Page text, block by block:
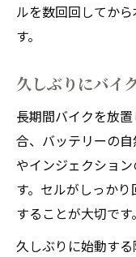
ルを数回回してか
す。
久しぶりにバイ
長期間バイクを放
合、バッテリーの
やインジェクショ
す。セルがしっか
することが大切です。
久しぶりに始動す